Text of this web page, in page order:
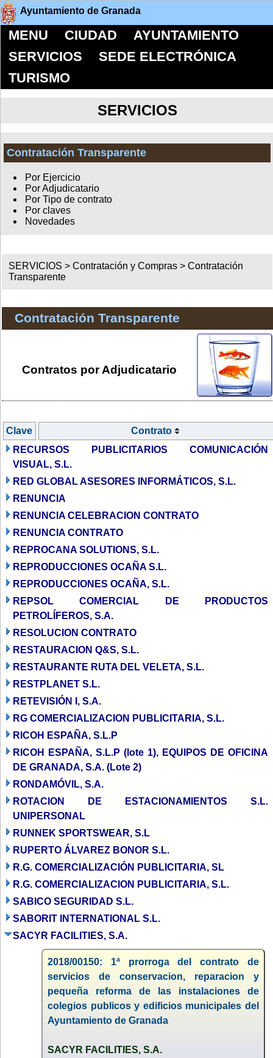
Ayuntamiento de Granada
MENU CIUDAD
AYUNTAMIENTO
SERVICIOS
SEDE ELECTRÓNICA
TURISMO
SERVICIOS
Contratación Transparente
Por Ejercicio
Por Adjudicatario
Por Tipo de contrato
Por claves
Novedades
SERVICIOS >Contratación y Compras >Contratación
Transparente
Contratación Transparente
Contratos por Adjudicatario
Clave
Contrato
RECURSOS PUBLICITARIOS COMUNICACIÓN
VISUAL, S.L.
RED GLOBAL ASESORES INFORMÁTICOS, S.L.
RENUNCIA
RENUNCIA CELEBRACION CONTRATO
RENUNCIA CONTRATO
REPROCANA SOLUTIONS, S.L.
REPRODUCCIONES OCAÑA S.L.
REPRODUCCIONES OCAÑA, S.L.
REPSOL COMERCIAL DE PRODUCTOS
PETROLÍFEROS, S.A.
RESOLUCION CONTRATO
RESTAURACION Q&S, S.L.
RESTAURANTE RUTA DEL VELETA, S.L.
RESTPLANET S.L.
RETEVISIÓN I, S.A.
RG COMERCIALIZACION PUBLICITARIA, S.L.
RICOH ESPAÑA, S.L.P
RICOH ESPAÑA, S.L.P (lote 1), EQUIPOS DE OFICINA
DE GRANADA, S.A. (Lote 2)
RONDAMÓVIL, S.A.
ROTACION DE ESTACIONAMIENTOS S.L.
UNIPERSONAL
RUNNEK SPORTSWEAR, S.L
RUPERTO ÁLVAREZ BONOR S.L.
R.G. COMERCIALIZACIÓN PUBLICITARIA, SL
R.G. COMERCIALIZACION PUBLICITARIA, S.L.
SABICO SEGURIDAD S.L.
SABORIT INTERNATIONAL S.L.
SACYR FACILITIES, S.A.
2018/00150: 1ª prorroga del contrato de
servicios de conservacion, reparacion y
pequeña reforma de las instalaciones de
colegios publicos y edificios municipales del
Ayuntamiento de Granada
SACYR FACILITIES, S.A.